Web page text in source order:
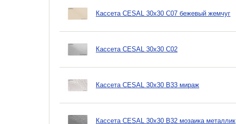
Кассета CESAL 30х30 C07 бежевый жемчуг
Кассета CESAL 30х30 C02
Кассета CESAL 30х30 B33 мираж
Кассета CESAL 30х30 B32 мозаика металлик